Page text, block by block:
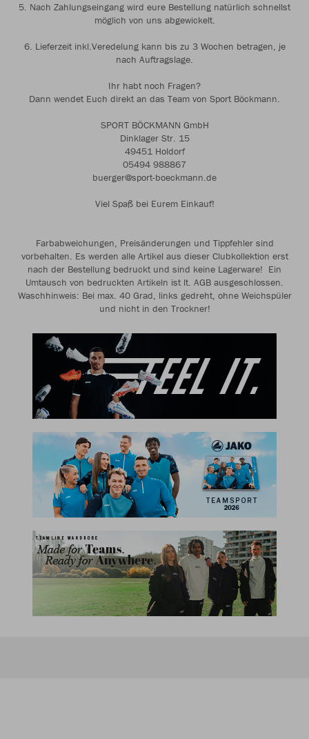
5. Nach Zahlungseingang wird eure Bestellung natürlich schnellst
möglich von uns abgewickelt.
6. Lieferzeit inkl.Veredelung kann bis zu 3 Wochen betragen, je
nach Auftragslage.
Ihr habt noch Fragen?
Dann wendet Euch direkt an das Team von Sport Böckmann.
SPORT BÖCKMANN GmbH
Dinklager Str. 15
49451 Holdorf
05494 988867
buerger@sport-boeckmann.de
Viel Spaß bei Eurem Einkauf!
Farbabweichungen, Preisänderungen und Tippfehler sind
vorbehalten. Es werden alle Artikel aus dieser Clubkollektion erst
nach der Bestellung bedruckt und sind keine Lagerware! Ein
Umtausch von bedruckten Artikeln ist lt. AGB ausgeschlossen.
Waschhinweis: Bei max. 40 Grad, links gedreht, ohne Weichspüler
und nicht in den Trockner!